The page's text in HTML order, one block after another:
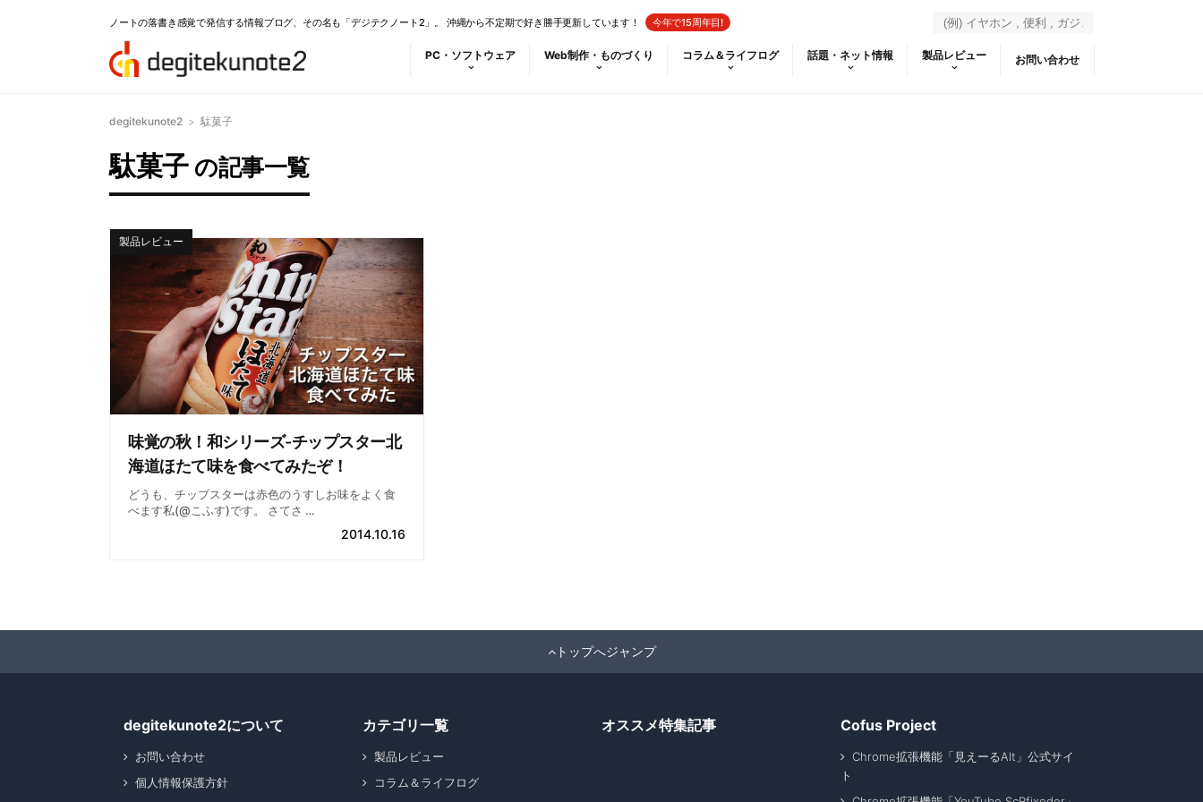
ノートの落書き感覚で発信する情報ブログ、その名も「デジテクノート2」。 沖縄から不定期で好き勝手更新しています！ 今年で15周年目!
PC・ソフトウェア Web制作・ものづくり コラム＆ライフログ 話題・ネット情報 製品レビュー お問い合わせ
degitekunote2 > 駄菓子
駄菓子 の記事一覧
味覚の秋！和シリーズ-チップスター北
海道ほたて味を食べてみたぞ！
どうも、チップスターは赤色のうすしお味をよく食
べます私(@こふす)です。 さてさ …
製品レビュー
2014.10.16
トップへジャンプ
degitekunote2について
お問い合わせ
個人情報保護方針
カテゴリ一覧
製品レビュー
コラム＆ライフログ
オススメ特集記事 Cofus Project
Chrome拡張機能「見えーるAlt」公式サイ
ト